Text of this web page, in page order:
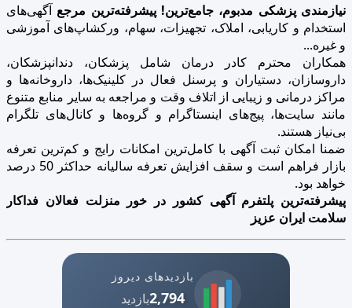
نیازمندی پزشکی مدبوم، جامع‌ترین! پیشرفته‌ترین مرجع آگهی‌های
استخدام و کاریابی، املاک، تجهیزات، سهام، ورکشاپ‌های آموزشی
و غیره...
همکاران محترم کادر درمان شامل پزشکان، دندانپزشکان،
داروسازان، دستیاران و پرسنل فعال در کلینیک‌ها، داروخانه‌ها و
مراکز درمانی و زیبایی از اتلاف وقت و مراجعه به سایر منابع متنوع
مانند سایت‌ها، پیج‌های اینستاگرام و گروه‌ها و کانال‌های تلگرام
بی‌نیاز هستند.
ضمنا امکان ثبت آگهی با کامل‌ترین امکانات رایج و کم‌ترین تعرفه
بازار فراهم است و سقف افزایش تعرفه سالیانه حداکثر 50 درصد
خواهد بود.
پیشرفته‌ترین پلتفرم آگهی کشور در خور منزلت فعالان فداکار
سلامت ایران عزیز
بازدیدهای دیروز
2,794بازدید